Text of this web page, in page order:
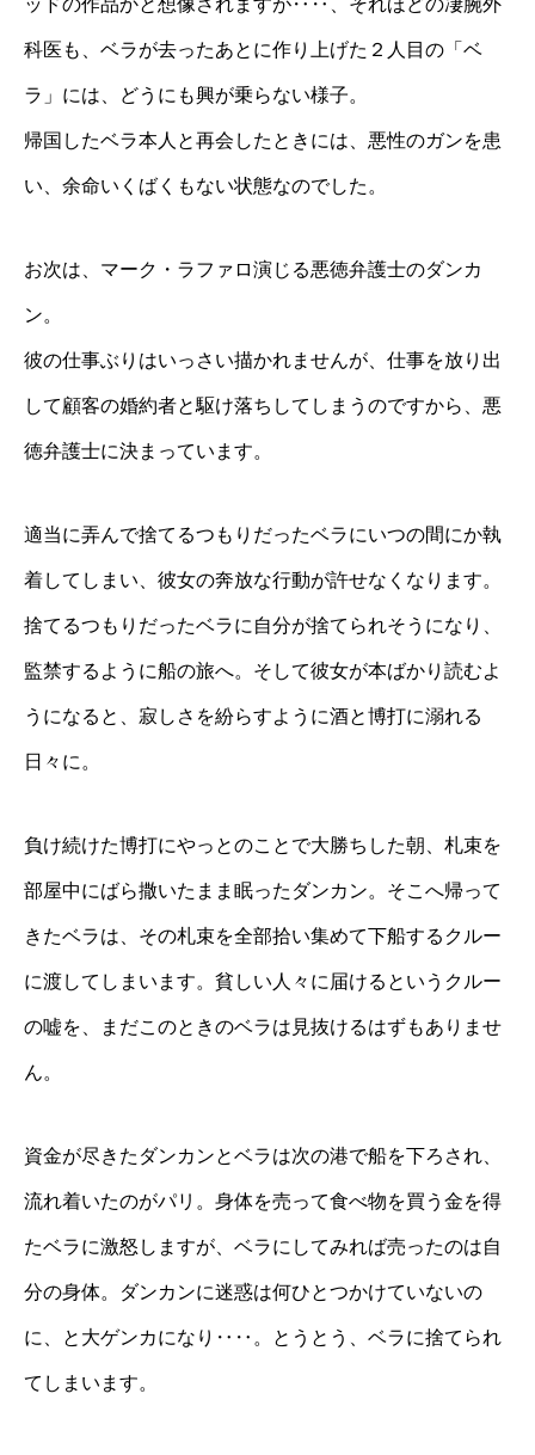
ッドの作品かと想像されますが‥‥、それほどの凄腕外
科医も、ベラが去ったあとに作り上げた２人目の「ベ
ラ」には、どうにも興が乗らない様子。
帰国したベラ本人と再会したときには、悪性のガンを患
い、余命いくばくもない状態なのでした。
お次は、マーク・ラファロ演じる悪徳弁護士のダンカ
ン。
彼の仕事ぶりはいっさい描かれませんが、仕事を放り出
して顧客の婚約者と駆け落ちしてしまうのですから、悪
徳弁護士に決まっています。
適当に弄んで捨てるつもりだったベラにいつの間にか執
着してしまい、彼女の奔放な行動が許せなくなります。
捨てるつもりだったベラに自分が捨てられそうになり、
監禁するように船の旅へ。そして彼女が本ばかり読むよ
うになると、寂しさを紛らすように酒と博打に溺れる
日々に。
負け続けた博打にやっとのことで大勝ちした朝、札束を
部屋中にばら撒いたまま眠ったダンカン。そこへ帰って
きたベラは、その札束を全部拾い集めて下船するクルー
に渡してしまいます。貧しい人々に届けるというクルー
の嘘を、まだこのときのベラは見抜けるはずもありませ
ん。
資金が尽きたダンカンとベラは次の港で船を下ろされ、
流れ着いたのがパリ。身体を売って食べ物を買う金を得
たベラに激怒しますが、ベラにしてみれば売ったのは自
分の身体。ダンカンに迷惑は何ひとつかけていないの
に、と大ゲンカになり‥‥。とうとう、ベラに捨てられ
てしまいます。